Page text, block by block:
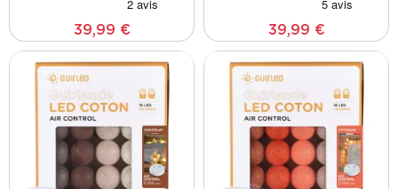
39,99 € 39,99 €